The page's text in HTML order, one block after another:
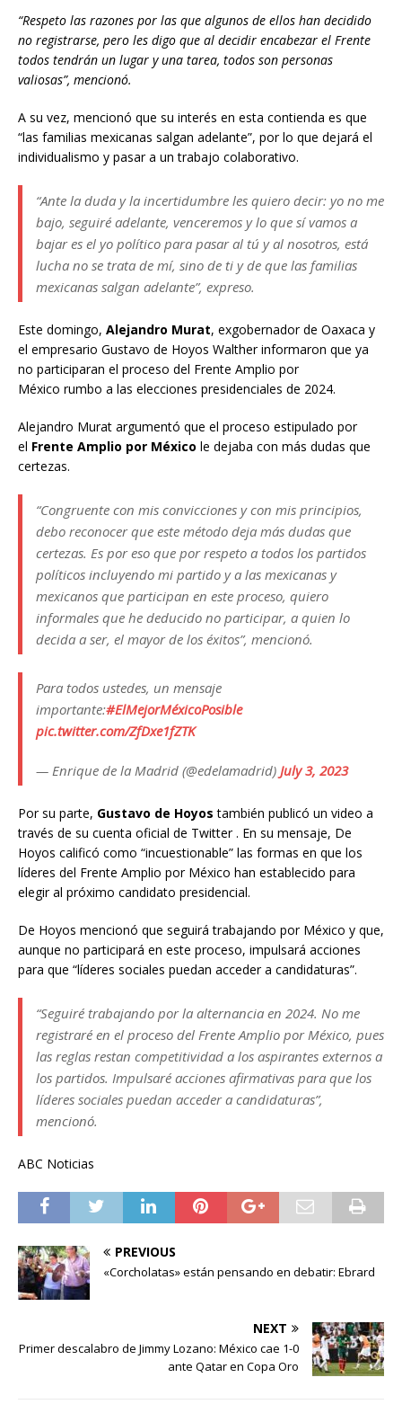
“Respeto las razones por las que algunos de ellos han decidido
no registrarse, pero les digo que al decidir encabezar el Frente
todos tendrán un lugar y una tarea, todos son personas
valiosas”, mencionó.
A su vez, mencionó que su interés en esta contienda es que
“las familias mexicanas salgan adelante”, por lo que dejará el
individualismo y pasar a un trabajo colaborativo.
“Ante la duda y la incertidumbre les quiero decir: yo no me
bajo, seguiré adelante, venceremos y lo que sí vamos a
bajar es el yo político para pasar al tú y al nosotros, está
lucha no se trata de mí, sino de ti y de que las familias
mexicanas salgan adelante”, expreso.
Este domingo, Alejandro Murat, exgobernador de Oaxaca y
el empresario Gustavo de Hoyos Walther informaron que ya
no participaran el proceso del Frente Amplio por
México rumbo a las elecciones presidenciales de 2024.
Alejandro Murat argumentó que el proceso estipulado por
el Frente Amplio por México le dejaba con más dudas que
certezas.
“Congruente con mis convicciones y con mis principios,
debo reconocer que este método deja más dudas que
certezas. Es por eso que por respeto a todos los partidos
políticos incluyendo mi partido y a las mexicanas y
mexicanos que participan en este proceso, quiero
informales que he deducido no participar, a quien lo
decida a ser, el mayor de los éxitos”, mencionó.
Para todos ustedes, un mensaje
importante:#ElMejorMéxicoPosible
pic.twitter.com/ZfDxe1fZTK
— Enrique de la Madrid (@edelamadrid) July 3, 2023
Por su parte, Gustavo de Hoyos también publicó un video a
través de su cuenta oficial de Twitter . En su mensaje, De
Hoyos calificó como “incuestionable” las formas en que los
líderes del Frente Amplio por México han establecido para
elegir al próximo candidato presidencial.
De Hoyos mencionó que seguirá trabajando por México y que,
aunque no participará en este proceso, impulsará acciones
para que “líderes sociales puedan acceder a candidaturas”.
“Seguiré trabajando por la alternancia en 2024. No me
registraré en el proceso del Frente Amplio por México, pues
las reglas restan competitividad a los aspirantes externos a
los partidos. Impulsaré acciones afirmativas para que los
líderes sociales puedan acceder a candidaturas”,
mencionó.
ABC Noticias
PREVIOUS
«Corcholatas» están pensando en debatir: Ebrard
NEXT
Primer descalabro de Jimmy Lozano: México cae 1-0
ante Qatar en Copa Oro